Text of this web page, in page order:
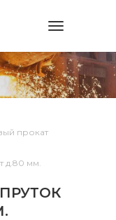
Toggle
прокат
д.80 мм.